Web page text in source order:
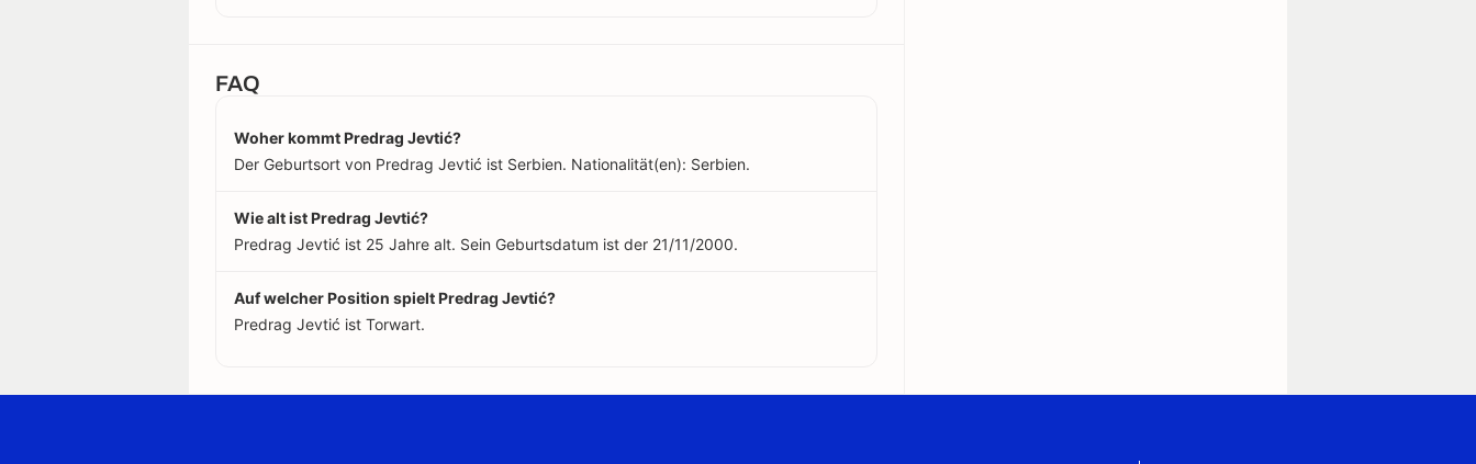
FAQ
Woher kommt Predrag Jevtić?
Der Geburtsort von Predrag Jevtić ist Serbien. Nationalität(en): Serbien.
Wie alt ist Predrag Jevtić?
Predrag Jevtić ist 25 Jahre alt. Sein Geburtsdatum ist der 21/11/2000.
Auf welcher Position spielt Predrag Jevtić?
Predrag Jevtić ist Torwart.